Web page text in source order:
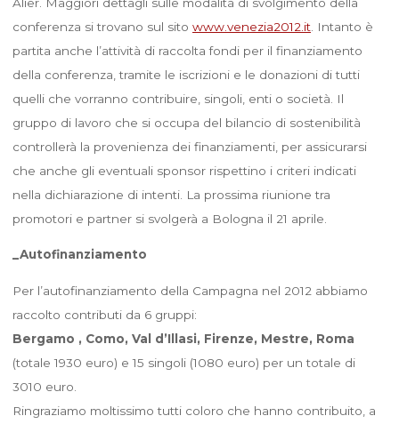
conferenza si trovano sul sito www.venezia2012.it. Intanto è
partita anche l’attività di raccolta fondi per il finanziamento
della conferenza, tramite le iscrizioni e le donazioni di tutti
quelli che vorranno contribuire, singoli, enti o società. Il
gruppo di lavoro che si occupa del bilancio di sostenibilità
controllerà la provenienza dei finanziamenti, per assicurarsi
che anche gli eventuali sponsor rispettino i criteri indicati
nella dichiarazione di intenti. La prossima riunione tra
promotori e partner si svolgerà a Bologna il 21 aprile.
_Autofinanziamento
Per l’autofinanziamento della Campagna nel 2012 abbiamo
raccolto contributi da 6 gruppi:
Bergamo , Como, Val d’Illasi, Firenze, Mestre, Roma
(totale 1930 euro) e 15 singoli (1080 euro) per un totale di
3010 euro.
Ringraziamo moltissimo tutti coloro che hanno contribuito, a